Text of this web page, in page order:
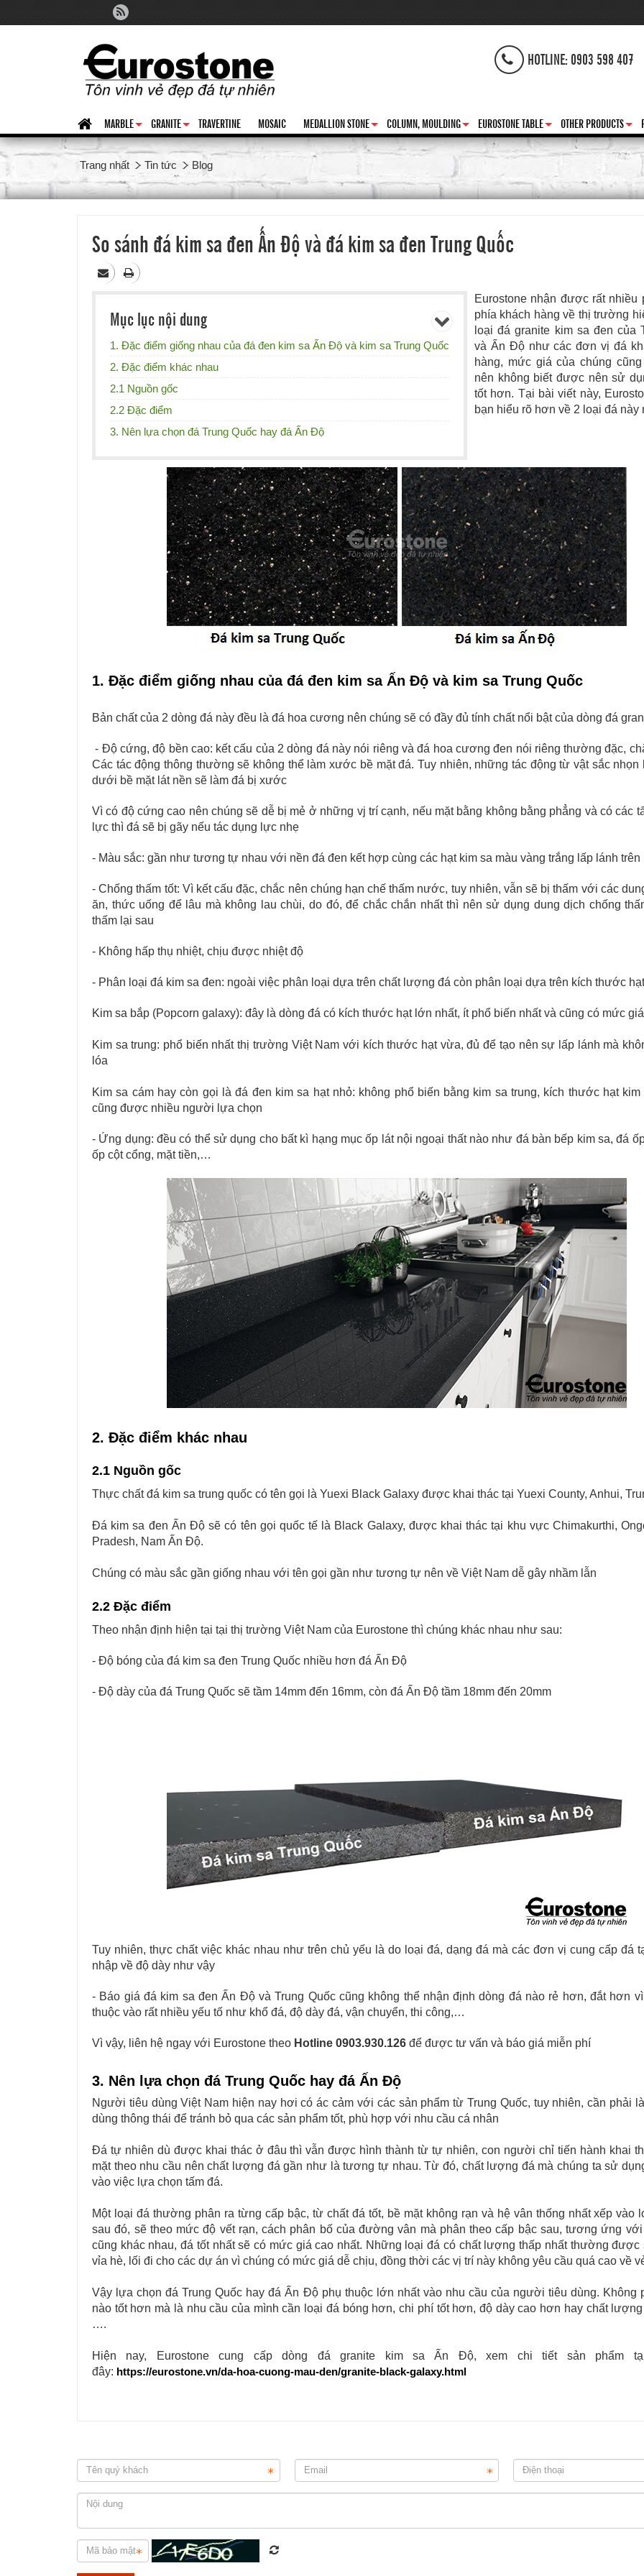
HOTLINE: 0903 598 407
+
MARBLE
+
GRANITE TRAVERTINE MOSAIC
+
MEDALLION STONE
+
COLUMN, MOULDING
+
EUROSTONE TABLE
+
OTHER PRODUCTS
Trang nhất Tin tức Blog
So sánh đá kim sa đen Ấn Độ và đá kim sa đen Trung Quốc
Mục lục nội dung
1. Đặc điểm giống nhau của đá đen kim sa Ấn Độ và kim sa Trung Quốc
2. Đặc điểm khác nhau
2.1 Nguồn gốc
2.2 Đặc điểm
3. Nên lựa chọn đá Trung Quốc hay đá Ấn Độ
Eurostone nhận được rất nhiều
phía khách hàng về thị trường
loại đá granite kim sa đen của
và Ấn Độ như các đơn vị đá
hàng, mức giá của chúng
nên không biết được nên sử
tốt hơn. Tại bài viết này,
bạn hiểu rõ hơn về 2 loại đá này
1. Đặc điểm giống nhau của đá đen kim sa Ấn Độ và kim sa Trung Quốc
Bản chất của 2 dòng đá này đều là đá hoa cương nên chúng sẽ có đầy đủ tính chất nổi bật của dòng đá
- Độ cứng, độ bền cao: kết cấu của 2 dòng đá này nói riêng và đá hoa cương đen nói riêng thường đặc,
Các tác động thông thường sẽ không thể làm xước bề mặt đá. Tuy nhiên, những tác động từ vật sắc nhọn
dưới bề mặt lát nền sẽ làm đá bị xước
Vì có độ cứng cao nên chúng sẽ dễ bị mẻ ở những vj trí cạnh, nếu mặt bằng không bằng phẳng và có các
lực thì đá sẽ bị gãy nếu tác dụng lực nhẹ
- Màu sắc: gần như tương tự nhau với nền đá đen kết hợp cùng các hạt kim sa màu vàng trắng lấp lánh trên
- Chống thấm tốt: Vì kết cấu đặc, chắc nên chúng hạn chế thấm nước, tuy nhiên, vẫn sẽ bị thấm với các
ăn, thức uống để lâu mà không lau chùi, do đó, để chắc chắn nhất thì nên sử dụng dung dịch chống
thấm lại sau
- Không hấp thụ nhiệt, chịu được nhiệt độ
- Phân loại đá kim sa đen: ngoài việc phân loại dựa trên chất lượng đá còn phân loại dựa trên kích thước
Kim sa bắp (Popcorn galaxy): đây là dòng đá có kích thước hạt lớn nhất, ít phổ biến nhất và cũng có mức
Kim sa trung: phổ biến nhất thị trường Việt Nam với kích thước hạt vừa, đủ để tạo nên sự lấp lánh mà
lóa
Kim sa cám hay còn gọi là đá đen kim sa hạt nhỏ: không phổ biến bằng kim sa trung, kích thước hạt kim
cũng được nhiều người lựa chọn
- Ứng dụng: đều có thể sử dụng cho bất kì hạng mục ốp lát nội ngoại thất nào như đá bàn bếp kim sa, đá
ốp cột cổng, mặt tiền,…
2. Đặc điểm khác nhau
2.1 Nguồn gốc
Thực chất đá kim sa trung quốc có tên gọi là Yuexi Black Galaxy được khai thác tại Yuexi County, Anhui,
Đá kim sa đen Ấn Độ sẽ có tên gọi quốc tế là Black Galaxy, được khai thác tại khu vực Chimakurthi,
Pradesh, Nam Ấn Độ.
Chúng có màu sắc gần giống nhau với tên gọi gần như tương tự nên về Việt Nam dễ gây nhầm lẫn
2.2 Đặc điểm
Theo nhận định hiện tại tại thị trường Việt Nam của Eurostone thì chúng khác nhau như sau:
- Độ bóng của đá kim sa đen Trung Quốc nhiều hơn đá Ấn Độ
- Độ dày của đá Trung Quốc sẽ tầm 14mm đến 16mm, còn đá Ấn Độ tầm 18mm đến 20mm
Tuy nhiên, thực chất việc khác nhau như trên chủ yếu là do loại đá, dạng đá mà các đơn vị cung cấp đá
nhập về độ dày như vậy
- Báo giá đá kim sa đen Ấn Độ và Trung Quốc cũng không thể nhận định dòng đá nào rẻ hơn, đắt hơn
thuộc vào rất nhiều yếu tố như khổ đá, độ dày đá, vận chuyển, thi công,…
Vì vậy, liên hệ ngay với Eurostone theo Hotline 0903.930.126 để được tư vấn và báo giá miễn phí
3. Nên lựa chọn đá Trung Quốc hay đá Ấn Độ
Người tiêu dùng Việt Nam hiện nay hơi có ác cảm với các sản phẩm từ Trung Quốc, tuy nhiên, cần phải
dùng thông thái để tránh bỏ qua các sản phẩm tốt, phù hợp với nhu cầu cá nhân
Đá tự nhiên dù được khai thác ở đâu thì vẫn được hình thành từ tự nhiên, con người chỉ tiến hành khai
mặt theo nhu cầu nên chất lượng đá gần như là tương tự nhau. Từ đó, chất lượng đá mà chúng ta sử
vào việc lựa chọn tấm đá.
Một loại đá thường phân ra từng cấp bậc, từ chất đá tốt, bề mặt không rạn và hệ vân thống nhất xếp vào
sau đó, sẽ theo mức độ vết rạn, cách phân bố của đường vân mà phân theo cấp bậc sau, tương ứng
cũng khác nhau, đá tốt nhất sẽ có mức giá cao nhất. Những loại đá có chất lượng thấp nhất thường được
vỉa hè, lối đi cho các dự án vì chúng có mức giá dễ chịu, đồng thời các vị trí này không yêu cầu quá cao về
Vậy lựa chọn đá Trung Quốc hay đá Ấn Độ phụ thuộc lớn nhất vào nhu cầu của người tiêu dùng. Không
nào tốt hơn mà là nhu cầu của mình cần loại đá bóng hơn, chi phí tốt hơn, độ dày cao hơn hay chất
….
Hiện nay, Eurostone cung cấp dòng đá granite kim sa Ấn Độ, xem chi tiết sản phẩm
đây: https://eurostone.vn/da-hoa-cuong-mau-den/granite-black-galaxy.html